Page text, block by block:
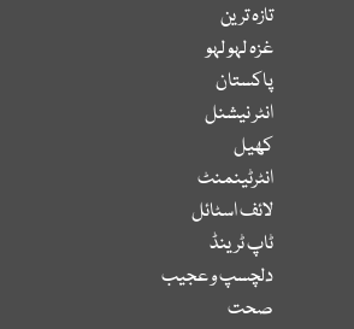
تازہ ترین
غزہ لہو لہو
پاکستان
انٹر نیشنل
کھیل
انٹرٹینمنٹ
لائف اسٹائل
ٹاپ ٹرینڈ
دلچسپ و عجیب
صحت